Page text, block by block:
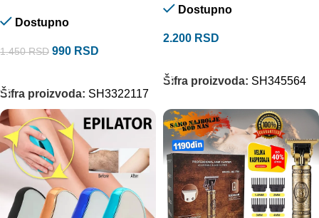
Dostupno
1.450RSD 990 RSD
Šifra proizvoda: SH3322117
Dostupno
2.200 RSD
Šifra proizvoda: SH345564